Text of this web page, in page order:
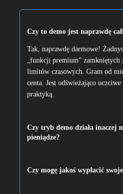
Czy to demo jest naprawdę
Tak, naprawdę darmowe!
„funkcji premium” zamkniętych
limitów czasowych. Gram od
centa. Jest odświeżająco
praktyką.
Czy tryb demo działa inaczej
pieniądze?
Czy mogę jakoś wypłacić